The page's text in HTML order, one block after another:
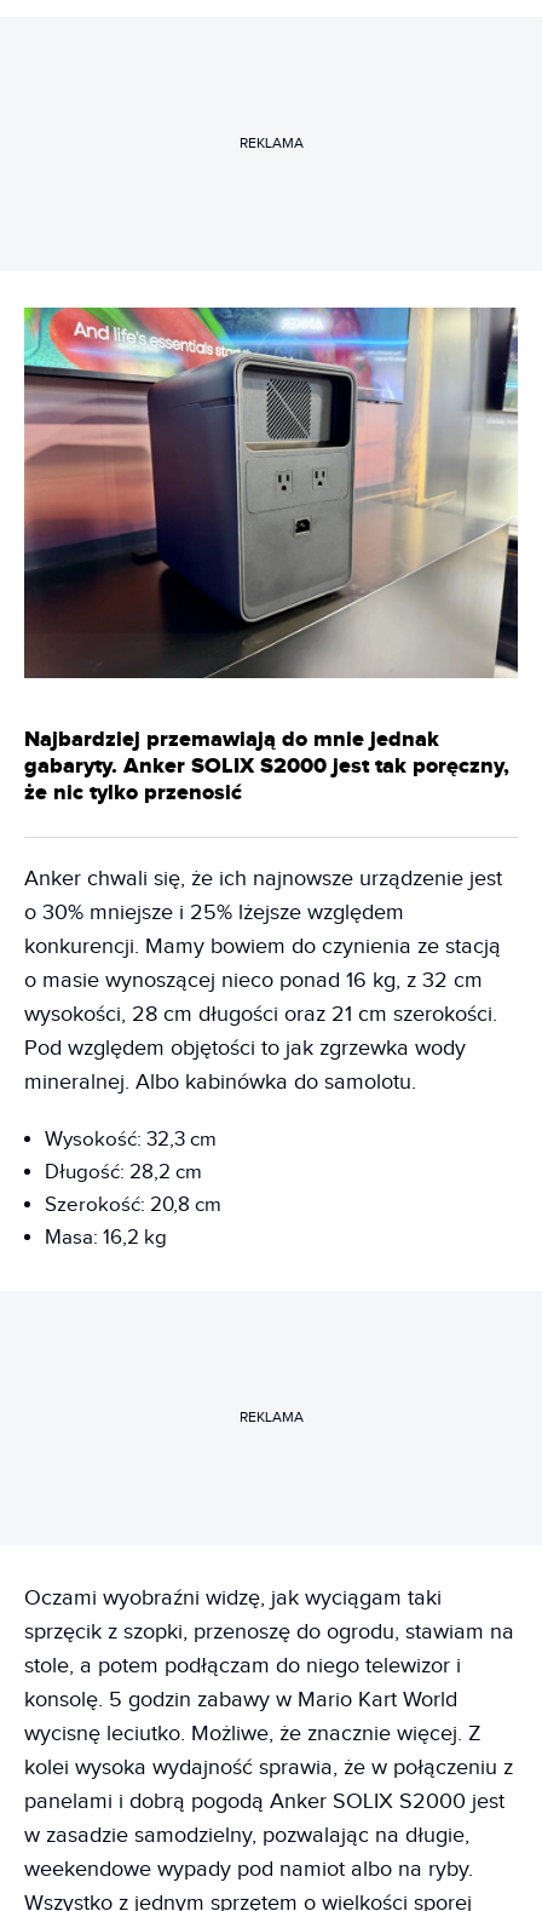
REKLAMA
Najbardziej przemawiają do mnie jednak
gabaryty. Anker SOLIX S2000 jest tak poręczny,
że nic tylko przenosić
Anker chwali się, że ich najnowsze urządzenie jest
o 30% mniejsze i 25% lżejsze względem
konkurencji. Mamy bowiem do czynienia ze stacją
o masie wynoszącej nieco ponad 16 kg, z 32 cm
wysokości, 28 cm długości oraz 21 cm szerokości.
Pod względem objętości to jak zgrzewka wody
mineralnej. Albo kabinówka do samolotu.
Wysokość: 32,3 cm
Długość: 28,2 cm
Szerokość: 20,8 cm
Masa: 16,2 kg
REKLAMA
Oczami wyobraźni widzę, jak wyciągam taki
sprzęcik z szopki, przenoszę do ogrodu, stawiam na
stole, a potem podłączam do niego telewizor i
konsolę. 5 godzin zabawy w Mario Kart World
wycisnę leciutko. Możliwe, że znacznie więcej. Z
kolei wysoka wydajność sprawia, że w połączeniu z
panelami i dobrą pogodą Anker SOLIX S2000 jest
w zasadzie samodzielny, pozwalając na długie,
weekendowe wypady pod namiot albo na ryby.
Wszystko z jednym sprzętem o wielkości sporej